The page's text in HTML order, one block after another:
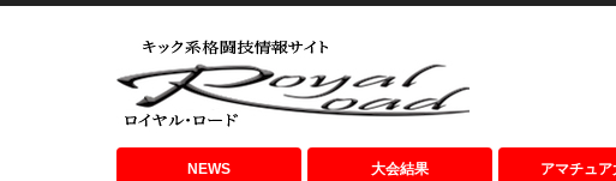
NEWS 大会結果 アマチュア